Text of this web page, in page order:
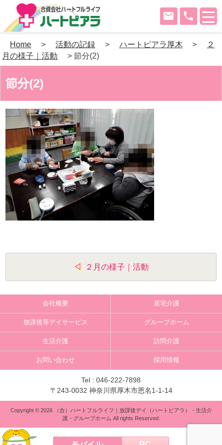
Skip
to
phone
mail
Home > 活動の記録 > ハートピアラ厚木 >
２
月の様子｜活動
>節分(2)
節分(2)
稿
ナ
ビ
ゲ
ン
２月の様子｜活動
会社概要 居宅介護
放課後等デイサービス グループホーム
生活介護 訪問介護
お問い合わせ 採用情報
Tel : 046-222-7898
〒243-0032 神奈川県厚木市恩名1-1-14
Copyright © 2026 （合）ハートフルライフ｜放課後デイ（ハートピアラ）・生活介
護・グループホーム All rights Reserved.